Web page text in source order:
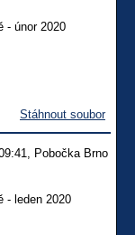
- únor 2020
Stáhnout soubor
Pobočka Brno
- leden 2020